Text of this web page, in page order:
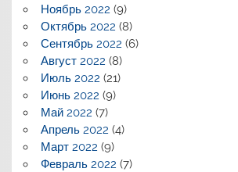
Ноябрь 2022 (9)
Октябрь 2022 (8)
Сентябрь 2022 (6)
Август 2022 (8)
Июль 2022 (21)
Июнь 2022 (9)
Май 2022 (7)
Апрель 2022 (4)
Март 2022 (9)
Февраль 2022 (7)